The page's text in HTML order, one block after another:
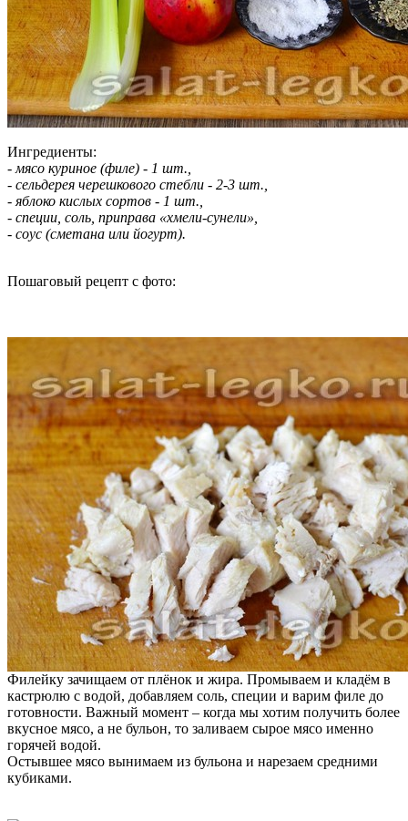
Ингредиенты:
- мясо куриное (филе) - 1 шт.,
- сельдерея черешкового стебли - 2-3 шт.,
- яблоко кислых сортов - 1 шт.,
- специи, соль, приправа «хмели-сунели»,
- соус (сметана или йогурт).
Пошаговый рецепт с фото:
Филейку зачищаем от плёнок и жира. Промываем и кладём в
кастрюлю с водой, добавляем соль, специи и варим филе до
готовности. Важный момент – когда мы хотим получить более
вкусное мясо, а не бульон, то заливаем сырое мясо именно
горячей водой.
Остывшее мясо вынимаем из бульона и нарезаем средними
кубиками.